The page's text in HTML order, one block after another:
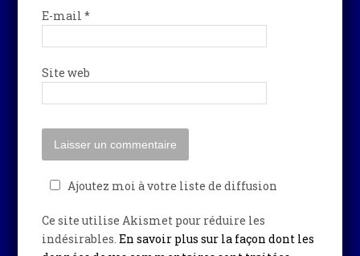
E-mail*
Site web
Ajoutez moi à votre liste de diffusion
Ce site utilise Akismet pour réduire les
indésirables.En savoir plus sur la façon dont les